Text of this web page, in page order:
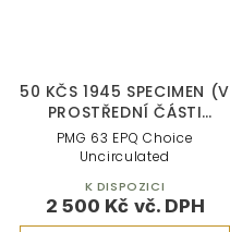
50 KČS 1945 SPECIMEN (V
PROSTŘEDNÍ ČÁSTI
BANKOVKY)
2 500 Kč
PMG 63 EPQ Choice
Uncirculated
K DISPOZICI